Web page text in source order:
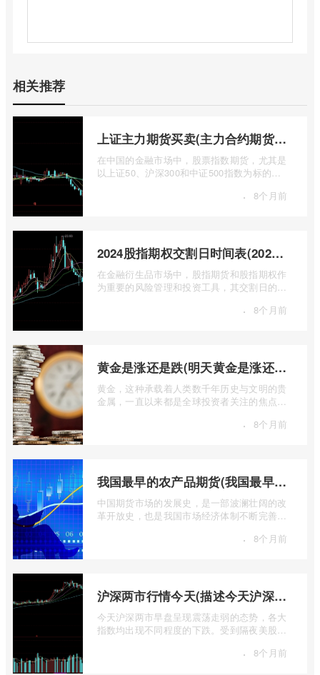
相关推荐
上证主力期货买卖(主力合约期货市场大盘)
在中国的金融市场中，股票指数期货，尤其是
以上证50、沪深300和中证500指数为标的的
· 8个月前
2024股指期权交割日时间表(2024股指期货交割日)
在金融衍生品市场中，股指期货和股指期权作
为重要的风险管理和投资工具，其交割日的设
· 8个月前
黄金是涨还是跌(明天黄金是涨还是跌)
黄金，这种承载着人类数千年历史与文明的贵
金属，一直以来都是全球投资者关注的焦点。
· 8个月前
我国最早的农产品期货(我国最早的农产品期货交易合约的品种是)
中国期货市场的发展史，是一部波澜壮阔的改
革开放史，也是我国市场经济体制不断完善的
· 8个月前
沪深两市行情今天(描述今天沪深两市早盘交易情况)
今天沪深两市早盘呈现震荡走弱的态势，各大
指数均出现不同程度的下跌。受到隔夜美股下
· 8个月前